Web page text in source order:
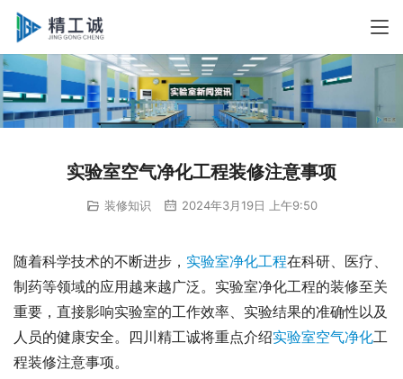
实验室空气净化工程装修注意事项
装修知识 2024年3月19日 上午9:50
随着科学技术的不断进步， 实验室净化工程在科研、医疗、
制药等领域的应用越来越广泛。实验室净化工程的装修至关
重要，直接影响实验室的工作效率、实验结果的准确性以及
人员的健康安全。四川精工诚将重点介绍实验室空气净化工
程装修注意事项。